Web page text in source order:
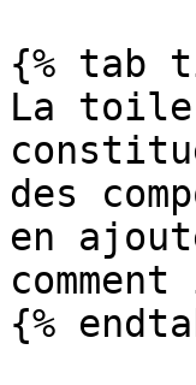
{% tab
La toile
des
en
{%